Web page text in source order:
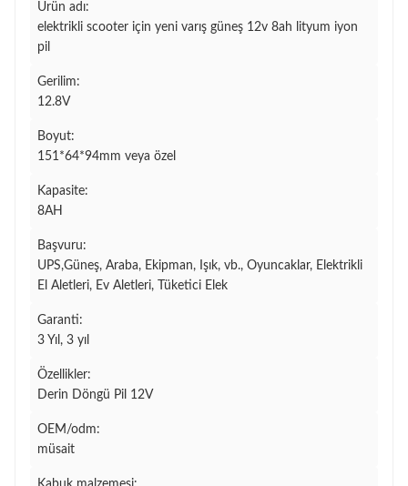
Ürün adı:
elektrikli scooter için yeni varış güneş 12v 8ah lityum iyon
pil
Gerilim:
12.8V
Boyut:
151*64*94mm veya özel
Kapasite:
8AH
Başvuru:
UPS,Güneş, Araba, Ekipman, Işık, vb., Oyuncaklar, Elektrikli
El Aletleri, Ev Aletleri, Tüketici Elek
Garanti:
3 Yıl, 3 yıl
Özellikler:
Derin Döngü Pil 12V
OEM/odm:
müsait